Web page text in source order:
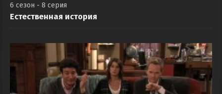
6 сезон - 8 серия
Естественная история